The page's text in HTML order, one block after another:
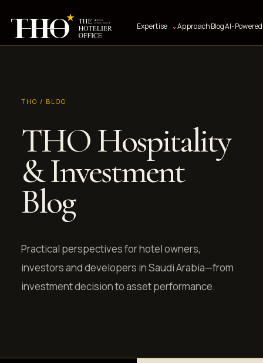
Expertise ⌄ApproachBlogAI-
THO / BLOG
THO Hospitality
& Investment
Blog
Practical perspectives for hotel owners,
investors and developers in Saudi Arabia—from
investment decision to asset performance.